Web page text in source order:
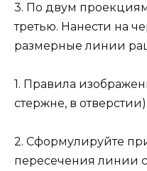
3. По двум
третью. Нанести на
размерные линии
1. Правила
стержне, в отверстии).
2. Сформулируйте
пересечения линии